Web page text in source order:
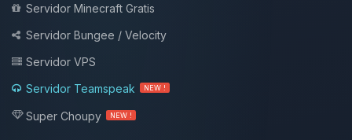
Servidor Minecraft Gratis
Servidor Bungee / Velocity
Servidor VPS
Servidor Teamspeak
NEW !
Super Choupy NEW !